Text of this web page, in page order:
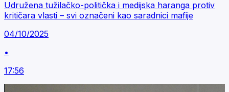
Udružena tužilačko-politička i medijska haranga protiv
kritičara vlasti – svi označeni kao saradnici mafije
04/10/2025
•
17:56